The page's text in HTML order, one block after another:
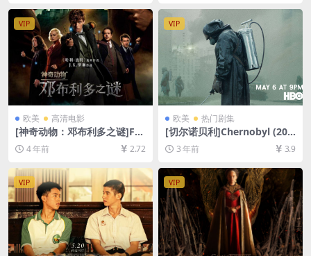
6.3GB][粤语中字]【手机/平板
无法在线播放，请使用电脑下
载防和谐压缩包（含解压密
码）】
减资源][网盘下载][MP4/6GB]
[粤语中字]【手机/平板无法在
线播放，请使用电脑下载防和
谐压缩包（含解压密码）】
VIP
欧美 高清电影
[神奇动物：邓布利多之谜]Fa
ntastic Beasts: The Secrets
of Dumbledore (2022)[百度
清未删减][MP4/8GB][中英字
幕]
4 年前 2.72
VIP
欧美 热门剧集
[切尔诺贝利]Chernobyl (201
9)[百度网盘+夸克网盘1080P
超清未删减资源][网盘在线播
幕]
3 年前 3.9
VIP VIP